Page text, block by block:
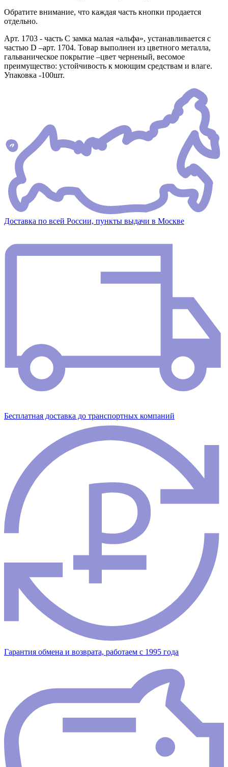
Обратите внимание, что каждая часть кнопки продается
отдельно.
Арт. 1703 - часть С замка малая «альфа», устанавливается с
частью D –арт. 1704. Товар выполнен из цветного металла,
гальваническое покрытие –цвет черненый, весомое
преимущество: устойчивость к моющим средствам и влаге.
Упаковка -100шт.
Доставка по всей России, пункты выдачи в Москве
Бесплатная доставка до транспортных компаний
Гарантия обмена и возврата, работаем с 1995 года